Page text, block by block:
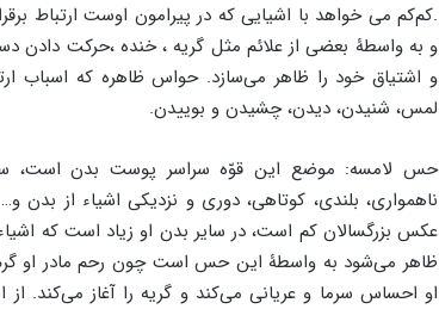
.کم‌کم می خواهد با اشیایی که در پیرامون اوست ارتباط
و به واسطۀ بعضی از علائم مثل گریه ، خنده ،حرکت دادن
و اشتیاق خود را ظاهر می‌سازد. حواس ظاهره که اسباب
لمس، شنیدن، دیدن، چشیدن و بوییدن.
حس لامسه: موضع این قوّه سراسر پوست بدن است،
ناهمواری، بلندی، کوتاهی، دوری و نزدیکی اشیاء از
عکس بزرگسالان کم است، در سایر بدن او زیاد است که
ظاهر می‌شود به واسطۀ این حس است چون رحم مادر او
او احساس سرما و عریانی می‌کند و گریه را آغاز